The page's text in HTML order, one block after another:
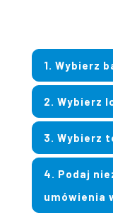
1. Wybierz
2. Wybierz
3. Wybierz
4. Podaj
umówienia